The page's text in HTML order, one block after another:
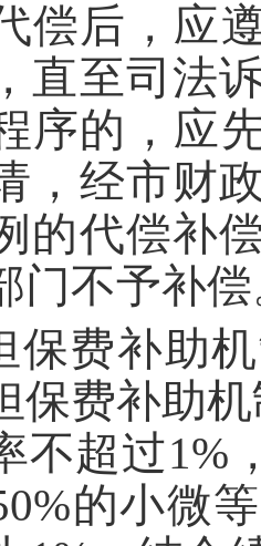
偿后，应
直至司法
序的，应
，经市财
的代偿补
门不予补
保费补助
保费补助
不超过1%
的小微